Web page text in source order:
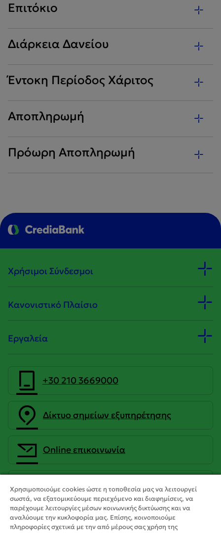
Επιτόκιο
Διάρκεια Δανείου
Έντοκη Περίοδος Χάριτος
Αποπληρωμή
Πρόωρη Αποπληρωμή
Χρήσιμοι Σύνδεσμοι
Κανονιστικό Πλαίσιο
Εργαλεία
+30 210 3669000
Δίκτυο σημείων εξυπηρέτησης
Οnline επικοινωνία
CrediaBank Ανώνυμη Τραπεζική
Εταιρεία
Χρησιμοποιούμε cookies ώστε η τοποθεσία μας να λειτουργεί
σωστά, να εξατομικεύουμε περιεχόμενο και διαφημίσεις, να
παρέχουμε λειτουργίες μέσων κοινωνικής δικτύωσης και να
αναλύουμε την κυκλοφορία μας. Επίσης, κοινοποιούμε
πληροφορίες σχετικά με την από μέρους σας χρήση της